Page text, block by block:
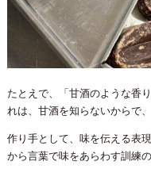
たとえで、「甘酒のような香
れは、甘酒を知らないからで
作り手として、味を伝える表
から言葉で味をあらわす訓練